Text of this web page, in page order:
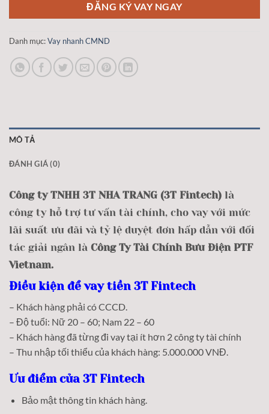
ĐĂNG KÝ VAY NGAY
Danh mục:Vay nhanh CMND
MÔ TẢ
ĐÁNH GIÁ (0)
Công ty TNHH 3T NHA TRANG (3T Fintech) là
công ty hỗ trợ tư vấn tài chính, cho vay với mức
lãi suất ưu đãi và tỷ lệ duyệt đơn hấp dẫn với đối
tác giải ngân là Công Ty Tài Chính Bưu Điện PTF
Vietnam.
Điều kiện để vay tiền 3T Fintech
– Khách hàng phải có CCCD.
– Độ tuổi: Nữ 20 – 60; Nam 22 – 60
– Khách hàng đã từng đi vay tại ít hơn 2 công ty tài chính
– Thu nhập tối thiểu của khách hàng: 5.000.000 VNĐ.
Ưu điểm của 3T Fintech
Bảo mật thông tin khách hàng.